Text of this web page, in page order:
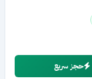
حجز سريع